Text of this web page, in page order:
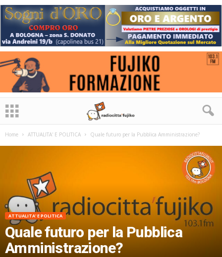
Home ATTUALITA' E POLITICA Quale futuro per la Pubblica Amministrazione?
ATTUALITA' E POLITICA
Quale futuro per la Pubblica
Amministrazione?